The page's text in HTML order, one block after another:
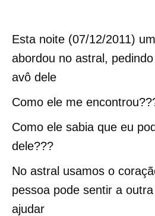
Esta noite (07/12/2011)
abordou no astral,
avô dele
Como ele me
Como ele sabia que eu
dele???
No astral usamos o
pessoa pode sentir a
ajudar